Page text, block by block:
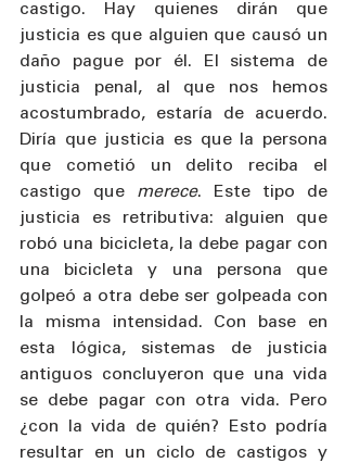
castigo. Hay quienes dirán que
justicia es que alguien que causó un
daño pague por él. El sistema de
justicia penal, al que nos hemos
acostumbrado, estaría de acuerdo.
Diría que justicia es que la persona
que cometió un delito reciba el
castigo que merece. Este tipo de
justicia es retributiva: alguien que
robó una bicicleta, la debe pagar con
una bicicleta y una persona que
golpeó a otra debe ser golpeada con
la misma intensidad. Con base en
esta lógica, sistemas de justicia
antiguos concluyeron que una vida
se debe pagar con otra vida. Pero
¿con la vida de quién? Esto podría
resultar en un ciclo de castigos y